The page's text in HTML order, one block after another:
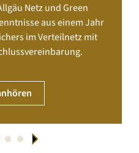
Netz und Green
aus einem Jahr
im Verteilnetz mit